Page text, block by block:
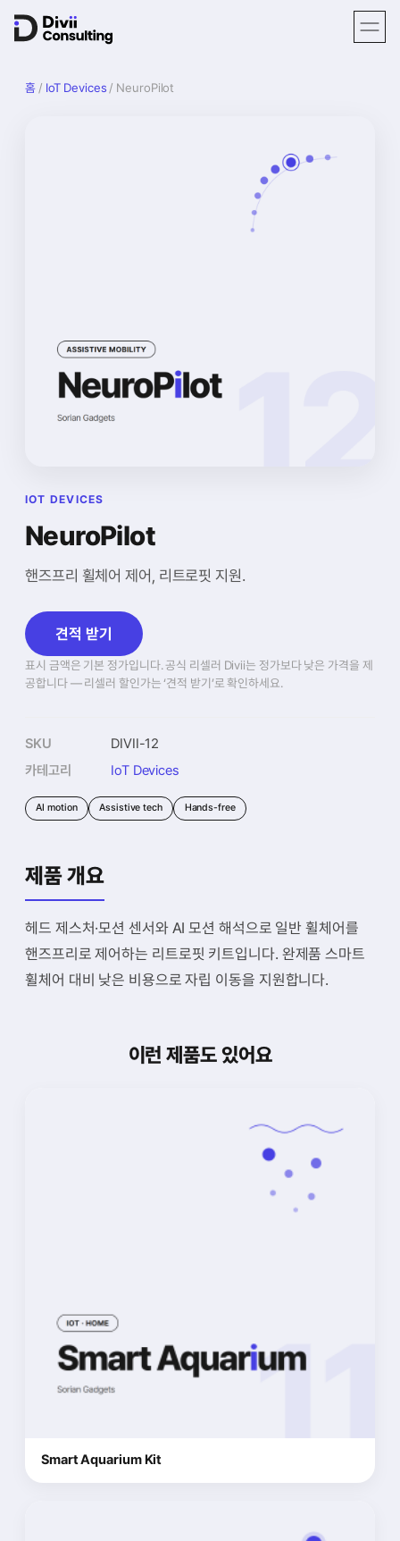
홈/ IoT Devices / NeuroPilot
IOT DEVICES
NeuroPilot
핸즈프리 휠체어 제어, 리트로핏 지원.
견적 받기
표시 금액은 기본 정가입니다. 공식 리셀러 Divii는 정가보다 낮은 가격을 제
공합니다 — 리셀러 할인가는 ‘견적 받기’로 확인하세요.
SKU
DIVII-12
카테고리
IoT Devices
AI motion Assistive tech Hands-free
제품 개요
헤드 제스처·모션 센서와 AI 모션 해석으로 일반 휠체어를
핸즈프리로 제어하는 리트로핏 키트입니다. 완제품 스마트
휠체어 대비 낮은 비용으로 자립 이동을 지원합니다.
이런 제품도 있어요
Smart Aquarium Kit